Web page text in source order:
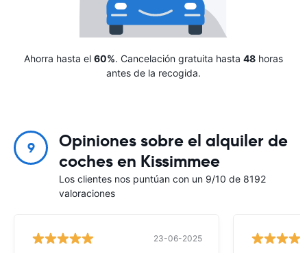
Ahorra hasta el 60%. Cancelación gratuita hasta 48 horas
antes de la recogida.
9
Opiniones sobre el alquiler de
coches en Kissimmee
Los clientes nos puntúan con un 9/10 de 8192
valoraciones
23-06-2025